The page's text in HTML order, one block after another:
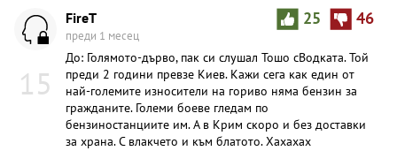
15
25 46
FireT
преди 1 месец
До: Голямото-дърво, пак си слушал Тошо сВодката. Той
преди 2 години превзе Киев. Кажи сега как един от
най-големите износители на гориво няма бензин за
гражданите. Големи боеве гледам по
бензиностанциите им. А в Крим скоро и без доставки
за храна. С влакчето и към блатото. Хахахах